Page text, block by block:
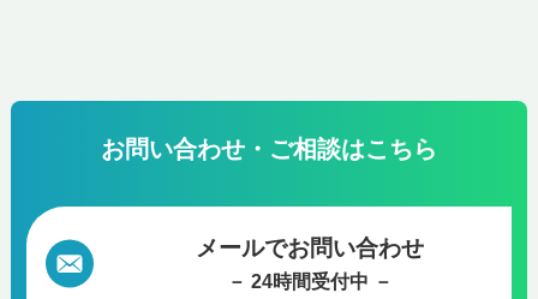
お問い合わせ・ご相談はこちら
メールでお問い合わせ
－ 24時間受付中 －